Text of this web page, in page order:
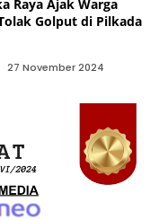
Raya Ajak Warga
Golput di Pilkada
27 November 2024